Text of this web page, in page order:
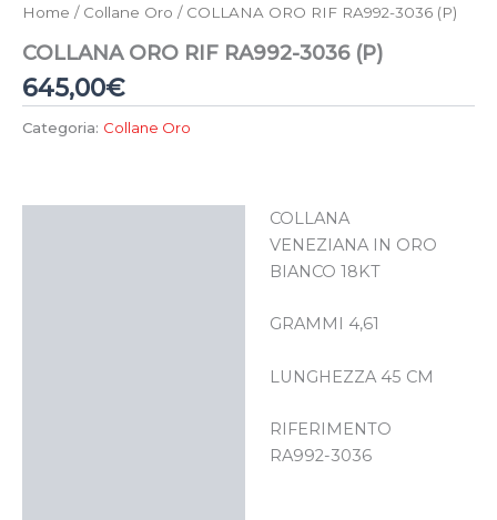
Home / Collane Oro / COLLANA ORO RIF RA992-3036 (P)
COLLANA ORO RIF RA992-3036 (P)
645,00€
Categoria: Collane Oro
COLLANA
VENEZIANA IN ORO
BIANCO 18KT
GRAMMI 4,61
LUNGHEZZA 45 CM
RIFERIMENTO
RA992-3036